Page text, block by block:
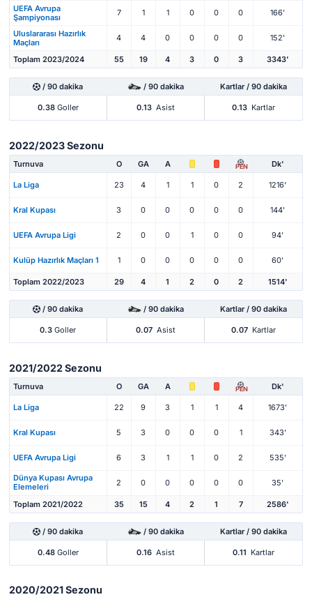
UEFA Avrupa
Şampiyonası
7 1 1 0 0 0 166'
Uluslararası Hazırlık
Maçları
4 4 0 0 0 0 152'
Toplam 2023/2024 55 19 4 3 0 3 3343'
/ 90 dakika / 90 dakika Kartlar / 90 dakika
0.38Goller 0.13 Asist 0.13 Kartlar
2022/2023 Sezonu
Turnuva O GA A PEN Dk'
La Liga 23 4 1 1 0 2 1216'
Kral Kupası 3 0 0 0 0 0 144'
UEFA Avrupa Ligi 2 0 0 1 0 0 94'
Kulüp Hazırlık Maçları 1 1 0 0 0 0 0 60'
Toplam 2022/2023 29 4 1 2 0 2 1514'
/ 90 dakika / 90 dakika Kartlar / 90 dakika
0.3 Goller 0.07 Asist 0.07 Kartlar
2021/2022 Sezonu
Turnuva O GA A PEN Dk'
La Liga 22 9 3 1 1 4 1673'
Kral Kupası 5 3 0 0 0 1 343'
UEFA Avrupa Ligi 6 3 1 1 0 2 535'
Dünya Kupası Avrupa
Elemeleri
2 0 0 0 0 0 35'
Toplam 2021/2022 35 15 4 2 1 7 2586'
/ 90 dakika / 90 dakika Kartlar / 90 dakika
0.48Goller 0.16 Asist 0.11 Kartlar
2020/2021 Sezonu